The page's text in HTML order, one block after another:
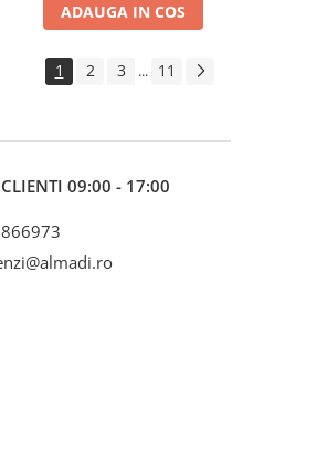
ADAUGA IN COS
1 2 3 ... 11
09:00 - 17:00